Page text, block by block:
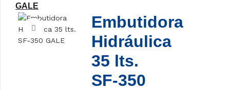
GALE
Click to enlargeEmbutidora
Hidráulica
35 lts.
SF-350